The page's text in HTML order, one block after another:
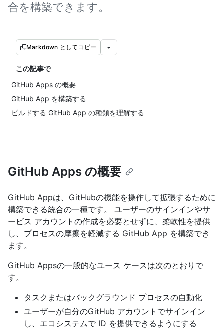
合を構築できます。
Markdown としてコピー
この記事で
GitHub Apps の概要
GitHub App を構築する
ビルドする GitHub App の種類を理解する
GitHub Apps の概要
GitHub Appは、GitHubの機能を操作して拡張するために
構築できる統合の一種です。 ユーザーのサインインやサ
ービス アカウントの作成を必要とせずに、柔軟性を提供
し、プロセスの摩擦を軽減する GitHub App を構築でき
ます。
GitHub Appsの一般的なユース ケースは次のとおりで
す。
タスクまたはバックグラウンド プロセスの自動化
ユーザーが自分のGitHub アカウントでサインイン
し、エコシステムで ID を提供できるようにする